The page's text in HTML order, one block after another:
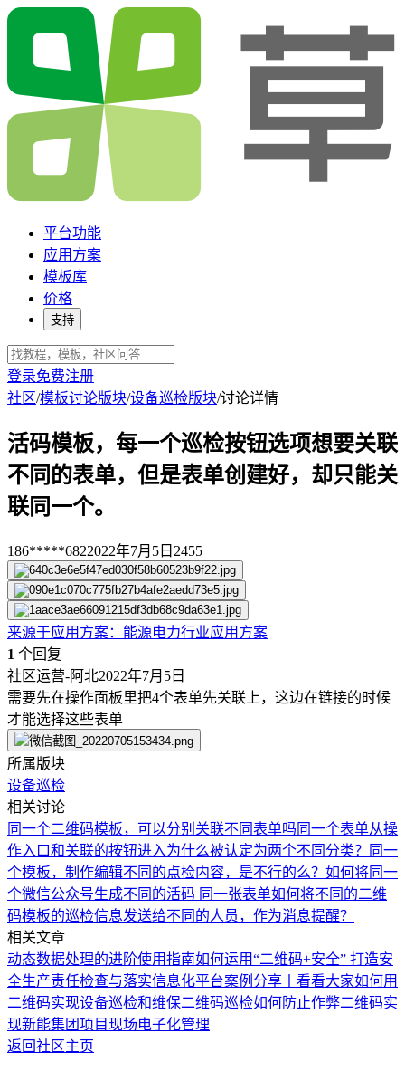
平台功能
应用方案
模板库
价格
支持
登录免费注册
社区/模板讨论版块/设备巡检版块/讨论详情
活码模板，每一个巡检按钮选项想要关联
不同的表单，但是表单创建好，却只能关
联同一个。
186*****6822022年7月5日 2455
来源于应用方案： 能源电力行业应用方案
1 个回复
社区运营-阿北2022年7月5日
需要先在操作面板里把4个表单先关联上，这边在链接的时候
才能选择这些表单
所属版块
设备巡检
相关讨论
同一个二维码模板，可以分别关联不同表单吗 同一个表单从操
作入口和关联的按钮进入为什么被认定为两个不同分类？
同一
个模板，制作编辑不同的点检内容，是不行的么？ 如何将同一
个微信公众号生成不同的活码 同一张表单如何将不同的二维
码模板的巡检信息发送给不同的人员，作为消息提醒？
相关文章
动态数据处理的进阶使用指南如何运用“二维码+安全” 打造安
全生产责任检查与落实信息化平台案例分享丨看看大家如何用
二维码实现设备巡检和维保二维码巡检如何防止作弊二维码实
现新能集团项目现场电子化管理
返回社区主页